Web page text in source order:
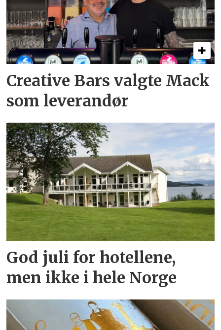
Creative Bars valgte Mack
som leverandør
God juli for hotellene,
men ikke i hele Norge